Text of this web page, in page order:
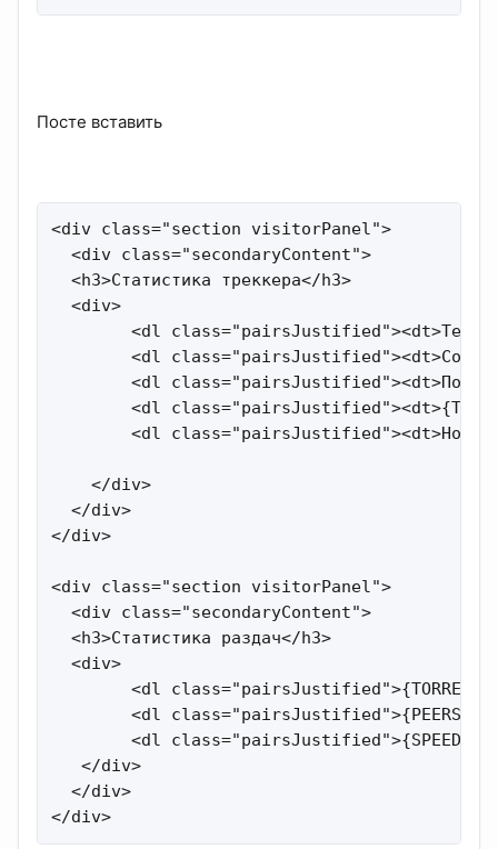
Посте вставить
<div class="section visitorPanel">
  <div class="secondaryContent">
  <h3>Статистика треккера</h3>
  <div>
<dl
<dl
<dl
<dl
<dl
    </div>
  </div>
</div>
<div class="section visitorPanel">
  <div class="secondaryContent">
  <h3>Статистика раздач</h3>
  <div>
<dl
<dl
<dl
   </div>
  </div>
</div>